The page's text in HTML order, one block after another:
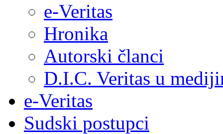
e-Veritas
Hronika
Autorski članci
D.I.C. Veritas u
e-Veritas
Sudski postupci